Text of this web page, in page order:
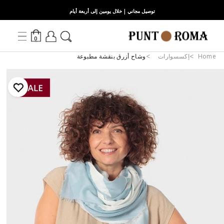
توصيل مجاني | خلال يومين إلى أربعة أيام
0
Home إكسسوارات وشاح أزرق بنقشة مطبوعة